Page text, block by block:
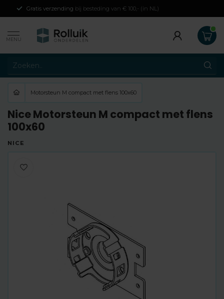
Gratis verzending bij besteding van € 100,- (in NL)
MENU
Motorsteun M compact met flens 100x60
Nice Motorsteun M compact met flens
100x60
NICE